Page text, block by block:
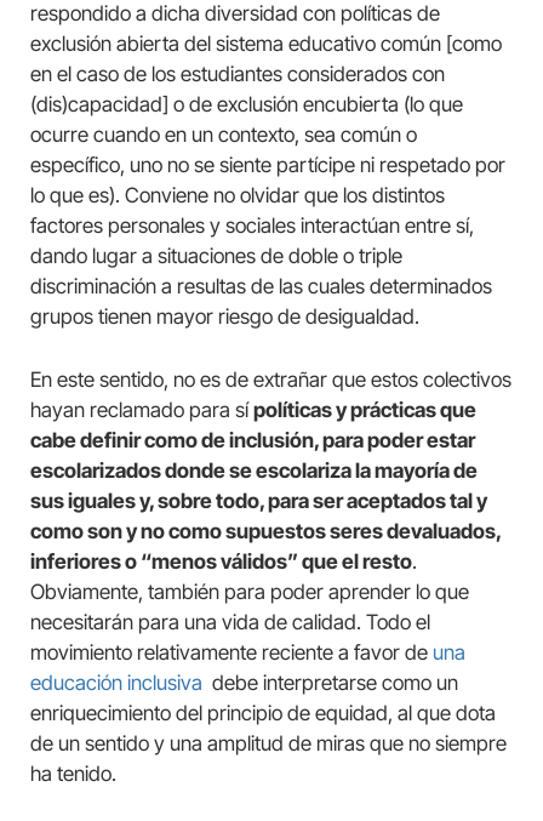
respondido a dicha diversidad con políticas de
exclusión abierta del sistema educativo común [como
en el caso de los estudiantes considerados con
(dis)capacidad] o de exclusión encubierta (lo que
ocurre cuando en un contexto, sea común o
específico, uno no se siente partícipe ni respetado por
lo que es). Conviene no olvidar que los distintos
factores personales y sociales interactúan entre sí,
dando lugar a situaciones de doble o triple
discriminación a resultas de las cuales determinados
grupos tienen mayor riesgo de desigualdad.
En este sentido, no es de extrañar que estos colectivos
hayan reclamado para sípolíticas y prácticas que
cabe definir como de inclusión, para poder estar
escolarizados donde se escolariza la mayoría de
sus iguales y, sobre todo, para ser aceptados tal y
como son y no como supuestos seres devaluados,
inferiores o “menos válidos” que el resto.
Obviamente, también para poder aprender lo que
necesitarán para una vida de calidad. Todo el
movimiento relativamente reciente a favor de una
educación inclusiva debe interpretarse como un
enriquecimiento del principio de equidad, al que dota
de un sentido y una amplitud de miras que no siempre
ha tenido.